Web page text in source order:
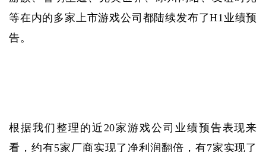
等在内的多家上市游戏公司都陆续发布了H1业绩预
告。
根据我们整理的近20家游戏公司业绩预告表现来
看，约有5家厂商实现了净利润翻倍，有7家实现了